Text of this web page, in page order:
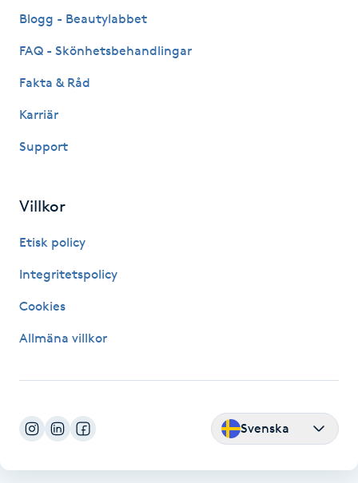
Ortopedi
Osteopati
Paraffinbehandling
Pedikyr
Pensionärklippning
Permanent hårborttagning
Permanent ögonbrynsmakeup
Personal shopper
Personlig tränare
Blogg - Beautylabbet
FAQ - Skönhetsbehandlingar
Fakta & Råd
Karriär
Support
Villkor
Etisk policy
Integritetspolicy
Cookies
Allmäna villkor
Svenska